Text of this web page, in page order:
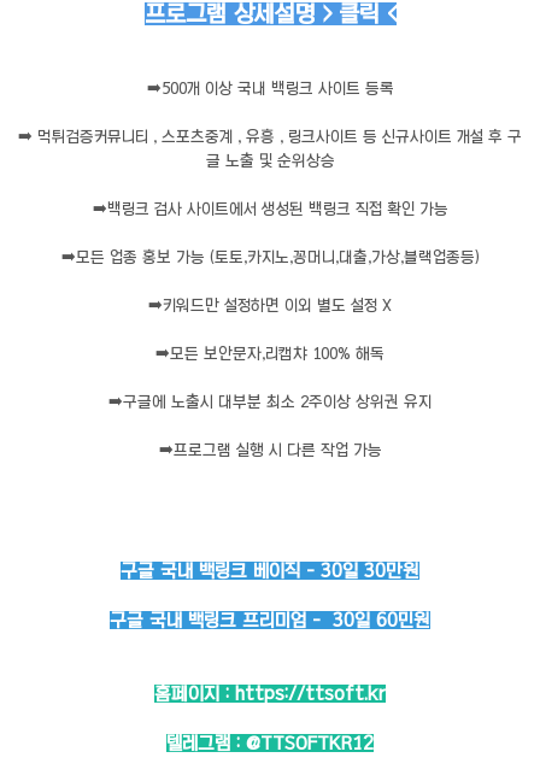
프로그램 상세설명 > 클릭 <
➡️500개 이상 국내 백링크 사이트 등록
➡️ 먹튀검증커뮤니티 , 스포츠중계 , 유흥 , 링크사이트 등 신규사이트 개설 후 구
글 노출 및 순위상승
➡️백링크 검사 사이트에서 생성된 백링크 직접 확인 가능
➡️모든 업종 홍보 가능 (토토,카지노,꽁머니,대출,가상,블랙업종등)
➡️키워드만 설정하면 이외 별도 설정 X
➡️모든 보안문자,리캡챠 100% 해독
➡️구글에 노출시 대부분 최소 2주이상 상위권 유지
➡️프로그램 실행 시 다른 작업 가능
구글 국내 백링크 베이직 - 30일 30만원
구글 국내 백링크 프리미엄 - 30일 60민원
홈페이지 : https://ttsoft.kr
텔레그램 : @TTSOFTKR12